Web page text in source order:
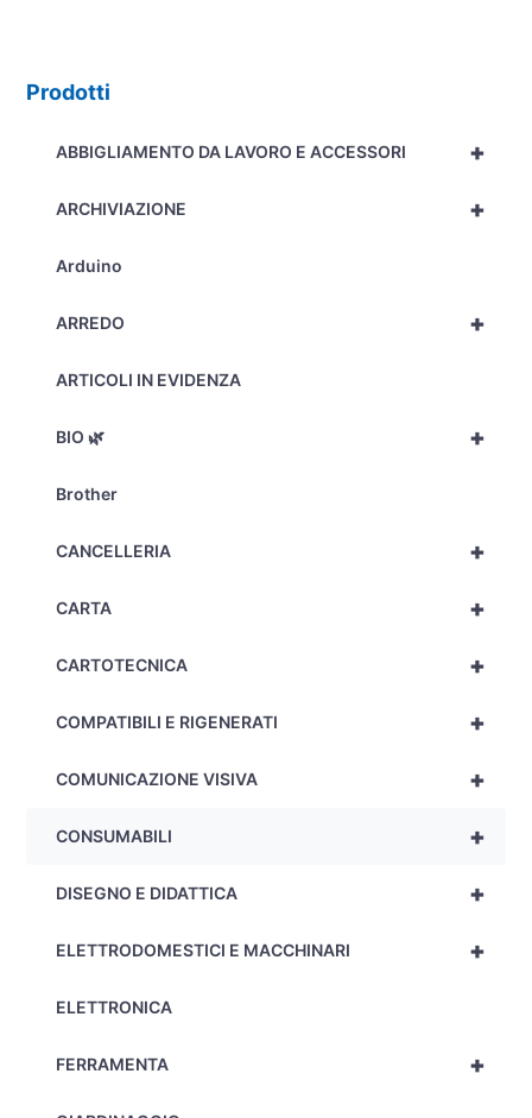
Prodotti
+
ABBIGLIAMENTO DA LAVORO E ACCESSORI
+
ARCHIVIAZIONE
Arduino
+
ARREDO
ARTICOLI IN EVIDENZA
+
BIO 🌿
Brother
+
CANCELLERIA
+
CARTA
+
CARTOTECNICA
+
COMPATIBILI E RIGENERATI
+
COMUNICAZIONE VISIVA
+
CONSUMABILI
+
DISEGNO E DIDATTICA
+
ELETTRODOMESTICI E MACCHINARI
ELETTRONICA
+
FERRAMENTA